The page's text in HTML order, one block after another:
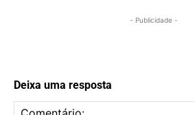
- Publicidade -
Deixa uma resposta